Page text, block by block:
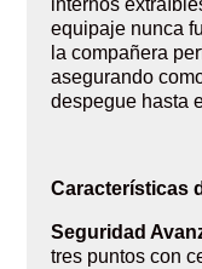
internos
equipaje nunca
la compañera
asegurando
despegue hasta
Características
Seguridad
tres puntos con